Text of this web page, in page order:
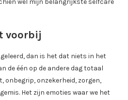
wel mijn belangrijkste selfcare
voorbij
dan is het dat niets in het
de één op de andere dag totaal
onbegrip, onzekerheid, zorgen,
Het zijn emoties waar we het